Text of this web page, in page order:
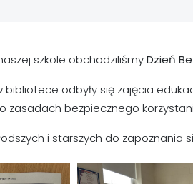
szkole obchodziliśmyDzień
odbyły się zajęcia
zasadach bezpiecznego
i starszych do